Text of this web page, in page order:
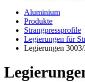
Aluminium
Produkte
Strangpressprofile
Legierungen für
Legierungen